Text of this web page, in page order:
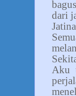
dari
Aku